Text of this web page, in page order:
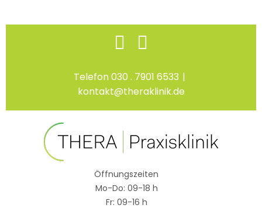
Skip
Facebook
Telefon 030 . 7901 6533 |
kontakt@theraklinik.de
Öffnungszeiten
Mo-Do: 09-18 h
Fr: 09-16 h